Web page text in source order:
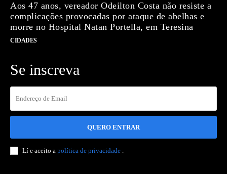
Aos 47 anos, vereador Odeilton Costa não resiste a
complicações provocadas por ataque de abelhas e
morre no Hospital Natan Portella, em Teresina
CIDADES
Se inscreva
QUERO ENTRAR
Lí e aceito a política de privacidade .